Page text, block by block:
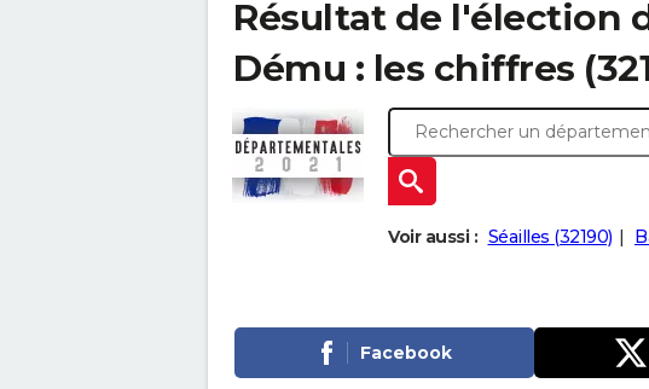
Résultat de l'élection
Dému : les chiffres
Voir aussi : Séailles (32190)
Facebook